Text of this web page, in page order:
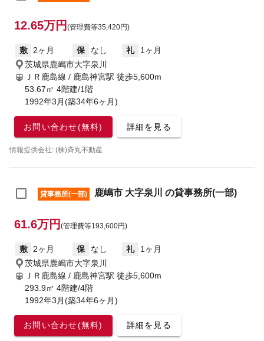
12.65万円 (管理費等35,420円)
敷 2ヶ月 保 なし 礼
1ヶ月
茨城県鹿嶋市大字泉川
ＪＲ鹿島線 / 鹿島神宮駅 徒歩5,600m
53.67㎡ 4階建/1階
1992年3月(築34年6ヶ月)
お問い合わせ(無料) 詳細を見る
情報提供会社: (株)斉丸不動産
貸事務所(一部) 鹿嶋市 大字泉川 の貸事務所(一部)
61.6万円 (管理費等193,600円)
敷 2ヶ月 保 なし 礼
1ヶ月
茨城県鹿嶋市大字泉川
ＪＲ鹿島線 / 鹿島神宮駅 徒歩5,600m
293.9㎡ 4階建/4階
1992年3月(築34年6ヶ月)
お問い合わせ(無料) 詳細を見る